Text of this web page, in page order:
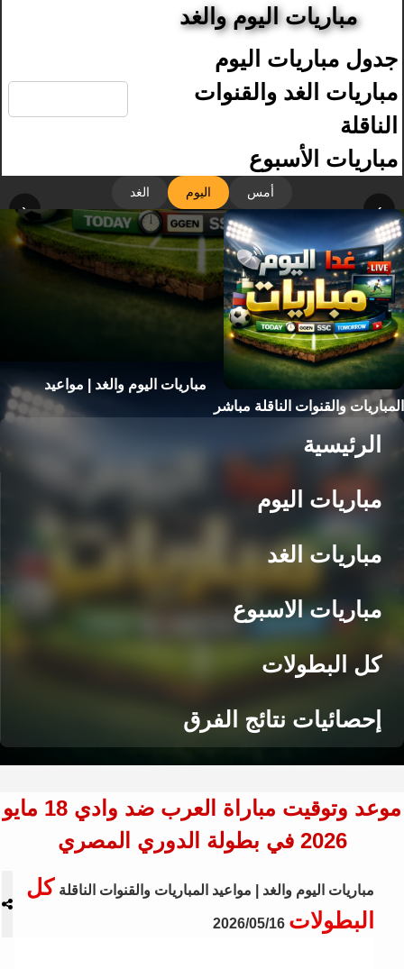
مباريات اليوم والغد
جدول مباريات اليوم
مباريات الغد والقنوات
الناقلة
مباريات الأسبوع
أمس اليوم الغد
‹ ›
مباريات اليوم والغد | مواعيد
المباريات والقنوات الناقلة مباشر
الرئيسية
مباريات اليوم
مباريات الغد
مباريات الاسبوع
كل البطولات
إحصائيات نتائج الفرق
موعد وتوقيت مباراة العرب ضد وادي 18 مايو
2026 في بطولة الدوري المصري
مباريات اليوم والغد | مواعيد المباريات والقنوات الناقلة كل
البطولات 2026/05/16